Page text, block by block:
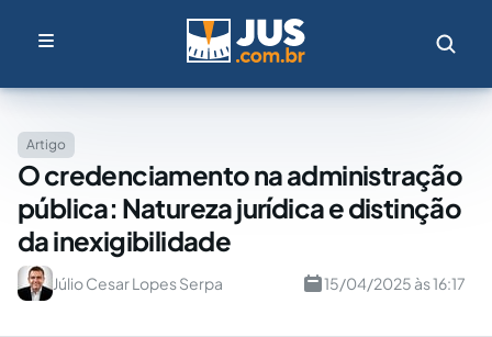
Artigo
O credenciamento na administração
pública: Natureza jurídica e distinção
da inexigibilidade
Júlio Cesar Lopes Serpa 15/04/2025 às 16:17